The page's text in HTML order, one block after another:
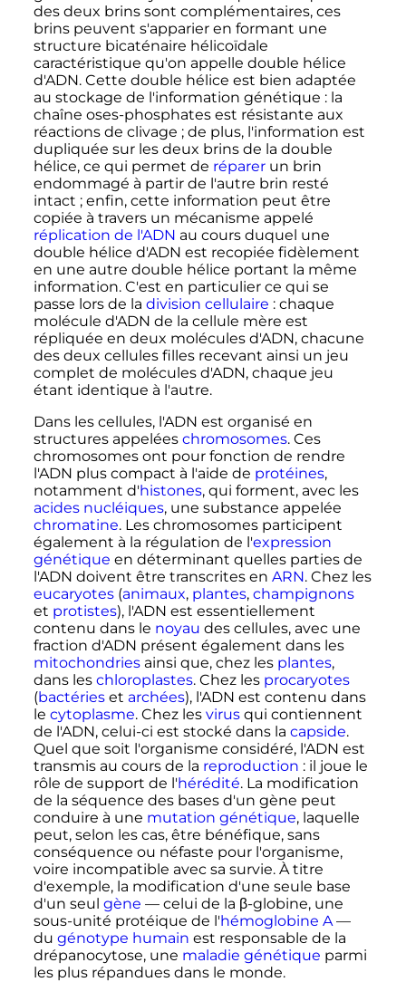
des deux brins sont complémentaires, ces
brins peuvent s'apparier en formant une
structure bicaténaire hélicoïdale
caractéristique qu'on appelle double hélice
d'ADN. Cette double hélice est bien adaptée
au stockage de l'information génétique : la
chaîne oses-phosphates est résistante aux
réactions de clivage ; de plus, l'information est
dupliquée sur les deux brins de la double
hélice, ce qui permet de réparerun brin
endommagé à partir de l'autre brin resté
intact ; enfin, cette information peut être
copiée à travers un mécanisme appelé
réplication de l'ADN au cours duquel une
double hélice d'ADN est recopiée fidèlement
en une autre double hélice portant la même
information. C'est en particulier ce qui se
passe lors de la division cellulaire : chaque
molécule d'ADN de la cellule mère est
répliquée en deux molécules d'ADN, chacune
des deux cellules filles recevant ainsi un jeu
complet de molécules d'ADN, chaque jeu
étant identique à l'autre.
Dans les cellules, l'ADN est organisé en
structures appelées chromosomes. Ces
chromosomes ont pour fonction de rendre
l'ADN plus compact à l'aide de protéines,
notamment d'histones, qui forment, avec les
acides nucléiques, une substance appelée
chromatine. Les chromosomes participent
également à la régulation de l'expression
génétique en déterminant quelles parties de
l'ADN doivent être transcrites en ARN. Chez les
eucaryotes(animaux, plantes, champignons
et protistes), l'ADN est essentiellement
contenu dans le noyau des cellules, avec une
fraction d'ADN présent également dans les
mitochondriesainsi que, chez les plantes,
dans les chloroplastes. Chez les procaryotes
(bactérieset archées), l'ADN est contenu dans
le cytoplasme. Chez les virusqui contiennent
de l'ADN, celui-ci est stocké dans la capside.
Quel que soit l'organisme considéré, l'ADN est
transmis au cours de la reproduction : il joue le
rôle de support de l'hérédité. La modification
de la séquence des bases d'un gène peut
conduire à une mutation génétique, laquelle
peut, selon les cas, être bénéfique, sans
conséquence ou néfaste pour l'organisme,
voire incompatible avec sa survie. À titre
d'exemple, la modification d'une seule base
d'un seul gène — celui de la β-globine, une
sous-unité protéique de l'hémoglobine A—
du génotype humain est responsable de la
drépanocytose, une maladie génétique parmi
les plus répandues dans le monde.